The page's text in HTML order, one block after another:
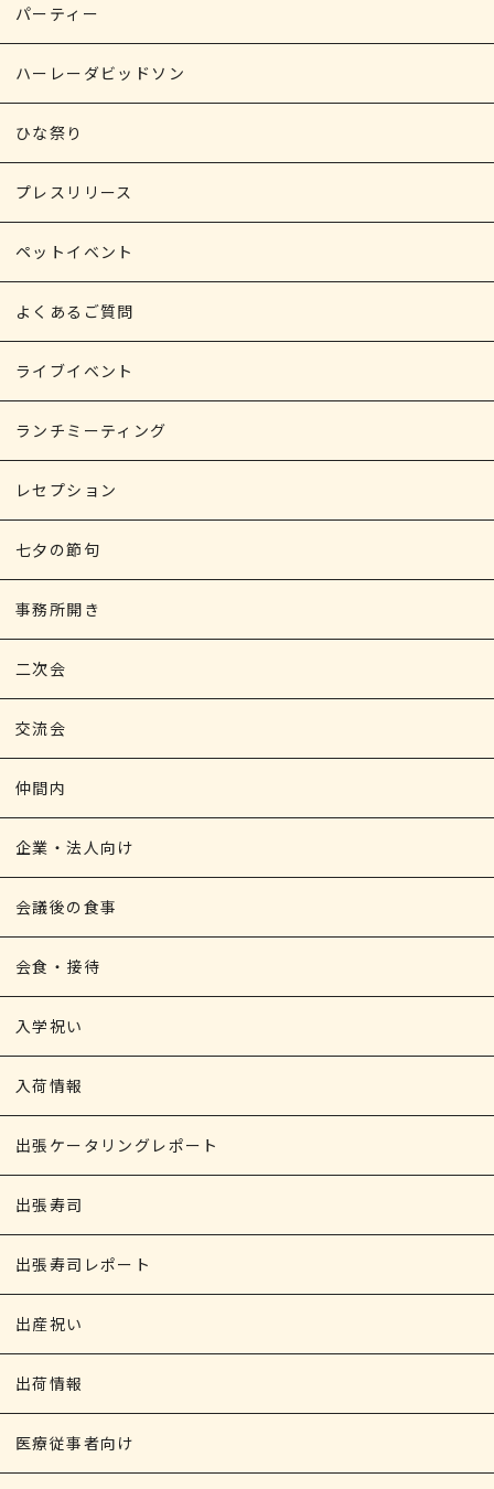
パーティー
ハーレーダビッドソン
ひな祭り
プレスリリース
ペットイベント
よくあるご質問
ライブイベント
ランチミーティング
レセプション
七夕の節句
事務所開き
二次会
交流会
仲間内
企業・法人向け
会議後の食事
会食・接待
入学祝い
入荷情報
出張ケータリングレポート
出張寿司
出張寿司レポート
出産祝い
出荷情報
医療従事者向け